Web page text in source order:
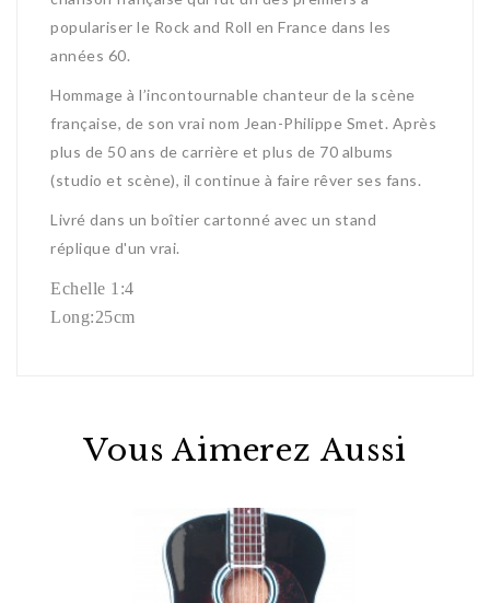
populariser le Rock and Roll en France dans les
années 60.
Hommage à l’incontournable chanteur de la scène
française, de son vrai nom Jean-Philippe Smet. Après
plus de 50 ans de carrière et plus de 70 albums
(studio et scène), il continue à faire rêver ses fans.
Livré dans un boîtier cartonné avec un stand
réplique d'un vrai.
Echelle 1:4
Long:25cm
Vous Aimerez Aussi